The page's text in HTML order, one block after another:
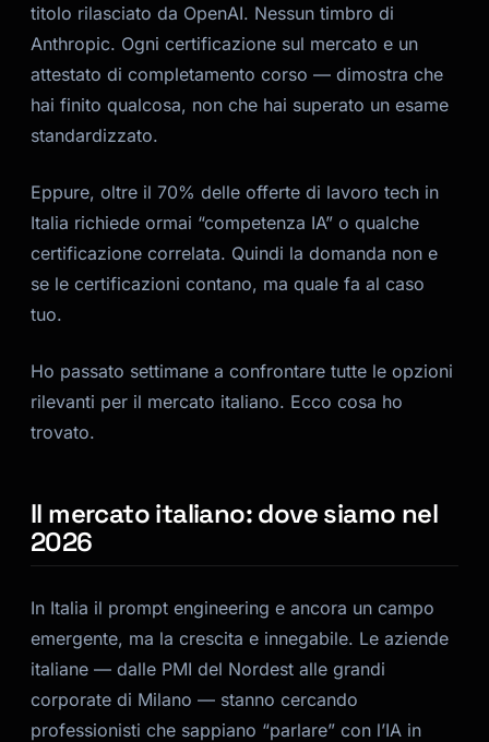
titolo rilasciato da OpenAI. Nessun timbro di
Anthropic. Ogni certificazione sul mercato e un
attestato di completamento corso — dimostra che
hai finito qualcosa, non che hai superato un esame
standardizzato.
Eppure, oltre il 70% delle offerte di lavoro tech in
Italia richiede ormai “competenza IA” o qualche
certificazione correlata. Quindi la domanda non e
se le certificazioni contano, ma quale fa al caso
tuo.
Ho passato settimane a confrontare tutte le opzioni
rilevanti per il mercato italiano. Ecco cosa ho
trovato.
Il mercato italiano: dove siamo nel
2026
In Italia il prompt engineering e ancora un campo
emergente, ma la crescita e innegabile. Le aziende
italiane — dalle PMI del Nordest alle grandi
corporate di Milano — stanno cercando
professionisti che sappiano “parlare” con l’IA in